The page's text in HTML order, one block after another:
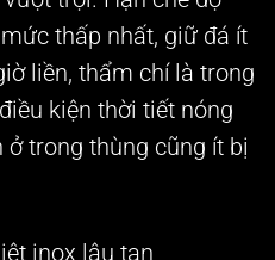
thấp nhất, giữ đá ít
liền, thẩm chí là trong
kiện thời tiết nóng
trong thùng cũng ít bị